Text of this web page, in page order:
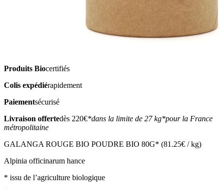
Produits Biocertifiés
Colis expédiérapidement
Paiementsécurisé
Livraison offertedès 220€*dans la limite de 27 kg*pour la France
métropolitaine
GALANGA ROUGE BIO POUDRE BIO 80G* (81.25€ / kg)
Alpinia officinarum hance
* issu de l’agriculture biologique